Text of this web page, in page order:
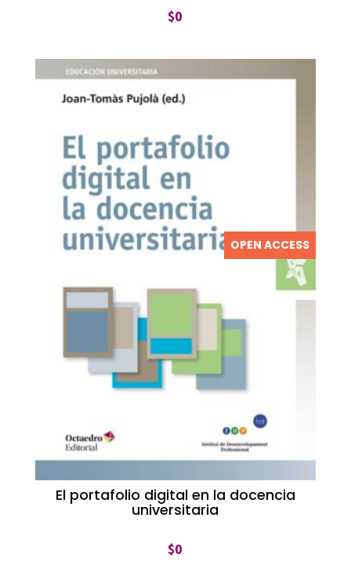
$0
OPEN ACCESS
El portafolio digital en la docencia
universitaria
$0